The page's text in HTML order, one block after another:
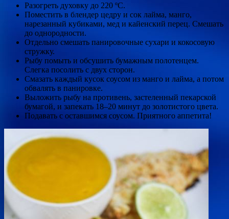
Разогреть духовку до 220 ºC.
Поместить в блендер цедру и сок лайма, манго,
нарезанный кубиками, мед и кайенский перец. Смешать
до однородности.
Отдельно смешать панировочные сухари и кокосовую
стружку.
Рыбу помыть и обсушить бумажным полотенцем.
Слегка посолить с двух сторон.
Смазать каждый кусок соусом из манго и лайма, а потом
обвалять в панировке.
Выложить рыбу на противень, застеленный пекарской
бумагой, и запекать 18–20 минут до золотистого цвета.
Подавать с оставшимся соусом. Приятного аппетита!